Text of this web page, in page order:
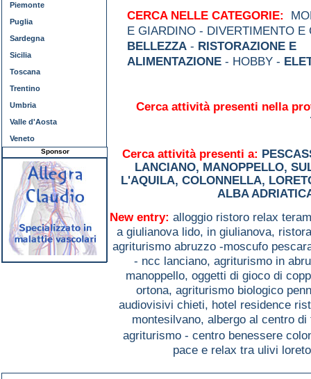
CERCA NELLE CATEGORIE:
E GIARDINO - DIVERTIMENTO
BELLEZZA - RISTORAZIONE E
ALIMENTAZIONE - HOBBY -
Cerca attività presenti nella
Cerca attività presenti a:
LANCIANO, MANOPPELLO,
L'AQUILA, COLONNELLA,
ALBA
New entry: alloggio ristoro relax
a giulianova lido, in giulianova,
agriturismo abruzzo -moscufo
- ncc lanciano, agriturismo in
manoppello, oggetti di gioco di
ortona, agriturismo biologico
audiovisivi chieti, hotel residence
montesilvano, albergo al centro
agriturismo - centro benessere
pace e relax tra ulivi
Piemonte
Puglia
Sardegna
Sicilia
Toscana
Trentino
Umbria
Valle d'Aosta
Veneto
Sponsor